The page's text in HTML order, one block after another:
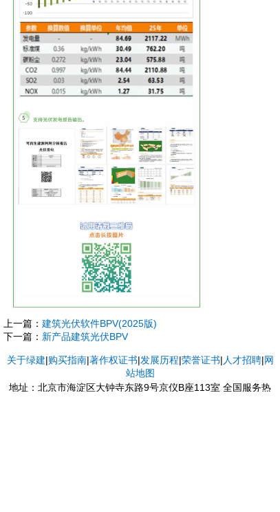
上一篇： 建筑光伏软件BPV(2025版)
下一篇： 新产品建筑光伏BPV
关于绿建|购买指南|著作权证书|发展历程|荣誉证书| 人才招聘|网
站地图
地址：北京市海淀区大钟寺东路9号京仪B座113室 全国服务热